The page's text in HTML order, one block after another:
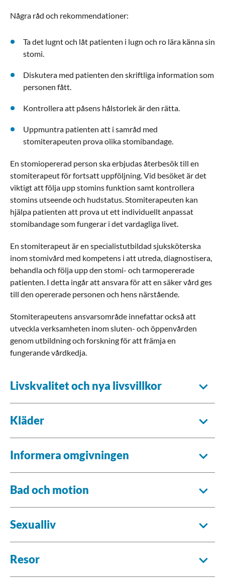
Några råd och rekommendationer:
Ta det lugnt och låt patienten i lugn och ro lära känna sin
stomi.
Diskutera med patienten den skriftliga information som
personen fått.
Kontrollera att påsens hålstorlek är den rätta.
Uppmuntra patienten att i samråd med
stomiterapeuten prova olika stomibandage.
En stomiopererad person ska erbjudas återbesök till en
stomiterapeut för fortsatt uppföljning. Vid besöket är det
viktigt att följa upp stomins funktion samt kontrollera
stomins utseende och hudstatus. Stomiterapeuten kan
hjälpa patienten att prova ut ett individuellt anpassat
stomibandage som fungerar i det vardagliga livet.
En stomiterapeut är en specialistutbildad sjuksköterska
inom stomivård med kompetens i att utreda, diagnostisera,
behandla och följa upp den stomi- och tarmopererade
patienten. I detta ingår att ansvara för att en säker vård ges
till den opererade personen och hens närstående.
Stomiterapeutens ansvarsområde innefattar också att
utveckla verksamheten inom sluten- och öppenvården
genom utbildning och forskning för att främja en
fungerande vårdkedja.
Livskvalitet och nya livsvillkor
Kläder
Informera omgivningen
Bad och motion
Sexualliv
Resor